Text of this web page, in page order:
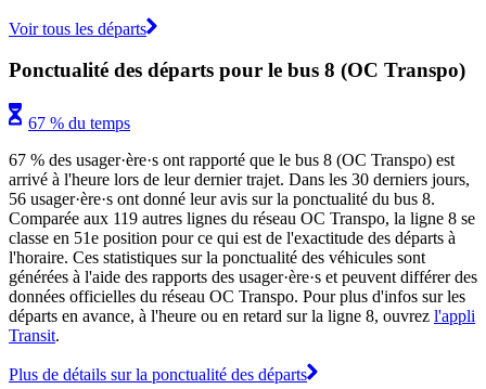
Voir tous les départs
Ponctualité des départs pour le bus 8 (OC Transpo)
67 % du temps
67 % des usager·ère·s ont rapporté que le bus 8 (OC Transpo) est
arrivé à l'heure lors de leur dernier trajet. Dans les 30 derniers jours,
56 usager·ère·s ont donné leur avis sur la ponctualité du bus 8.
Comparée aux 119 autres lignes du réseau OC Transpo, la ligne 8 se
classe en 51e position pour ce qui est de l'exactitude des départs à
l'horaire. Ces statistiques sur la ponctualité des véhicules sont
générées à l'aide des rapports des usager·ère·s et peuvent différer des
données officielles du réseau OC Transpo. Pour plus d'infos sur les
départs en avance, à l'heure ou en retard sur la ligne 8, ouvrez l'appli
Transit.
Plus de détails sur la ponctualité des départs